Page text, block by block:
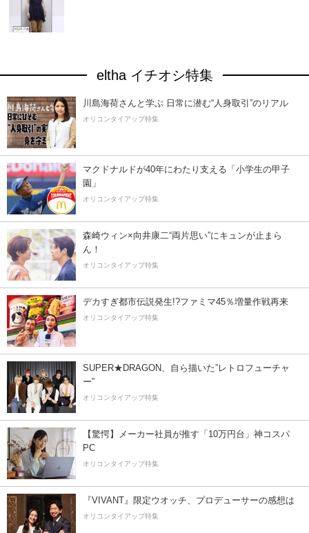
eltha イチオシ特集
川島海荷さんと学ぶ 日常に潜む“人身取引”のリアル
オリコンタイアップ特集
マクドナルドが40年にわたり支える「小学生の甲子
園」
オリコンタイアップ特集
森崎ウィン×向井康二“両片思い”にキュンが止まら
ん！
オリコンタイアップ特集
デカすぎ都市伝説発生!?ファミマ45％増量作戦再来
オリコンタイアップ特集
SUPER★DRAGON、自ら描いた”レトロフューチャ
ー”
オリコンタイアップ特集
【驚愕】メーカー社員が推す「10万円台」神コスパ
PC
オリコンタイアップ特集
『VIVANT』限定ウオッチ、プロデューサーの感想は
オリコンタイアップ特集